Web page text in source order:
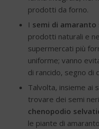
prodotti da forno.
I semi di amaranto
prodotti naturali e
supermercati più
uniforme; vanno
di rancido, segno di
Talvolta, insieme ai
trovare dei semi
chenopodio
le piante di